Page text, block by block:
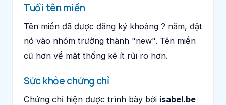
Tuổi tên miền
Tên miền đã được đăng ký khoảng ? năm, đặt
nó vào nhóm trưởng thành "new". Tên miền
cũ hơn về mặt thống kê ít rủi ro hơn.
Sức khỏe chứng chỉ
Chứng chỉ hiện được trình bày bởi isabel.be